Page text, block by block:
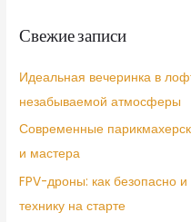
Свежие записи
Идеальная вечеринка в
незабываемой атмосферы
Современные
и мастера
FPV-дроны: как безопасно
технику на старте